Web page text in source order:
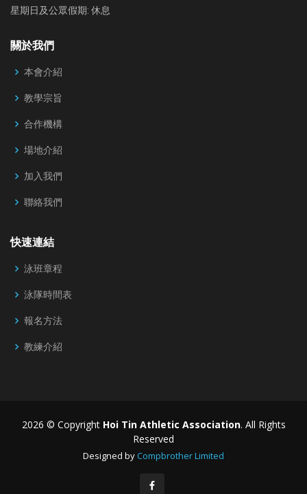
星期日及公眾假期: 休息
關於我們
本會介紹
教學宗旨
合作機構
場地介紹
加入我們
聯絡我們
快速連結
泳班章程
泳隊時間表
報名方法
教練介紹
2026 © Copyright Hoi Tin Athletic Association. All Rights
Reserved
Designed byCompbrother Limited